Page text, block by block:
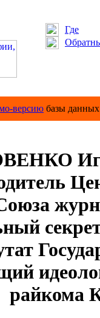
Где
версию базы
райкома